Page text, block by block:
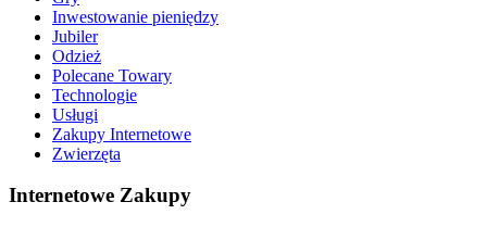
Inwestowanie pieniędzy
Jubiler
Odzież
Polecane Towary
Technologie
Usługi
Zakupy Internetowe
Zwierzęta
Internetowe Zakupy